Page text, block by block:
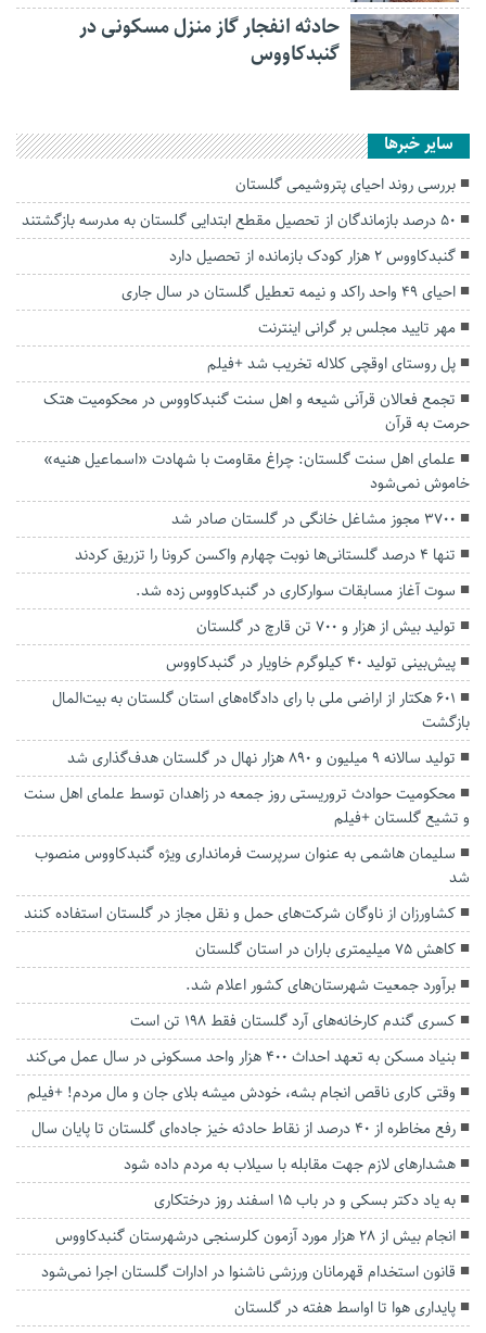
حادثه انفجار گاز منزل مسکونی در
گنبدکاووس
سایر خبرها
بررسی روند احیای پتروشیمی گلستان
۵۰ درصد بازماندگان از تحصیل مقطع ابتدایی گلستان به مدرسه بازگشتند
گنبدکاووس ۲ هزار کودک بازمانده از تحصیل دارد
احیای ۴۹ واحد راکد و نیمه تعطیل گلستان در سال جاری
مهر تایید مجلس بر گرانی اینترنت
پل روستای اوقچی کلاله تخریب شد +فیلم
تجمع فعالان قرآنی شیعه و اهل سنت گنبدکاووس در محکومیت هتک
حرمت به قرآن
علمای اهل سنت گلستان: چراغ مقاومت با شهادت «اسماعیل هنیه»
خاموش نمی‌شود
۳۷۰۰ مجوز مشاغل خانگی در گلستان صادر شد
تنها 4 درصد گلستانی‌ها نوبت چهارم واکسن کرونا را تزریق کردند
سوت آغاز مسابقات سوارکاری در گنبدکاووس زده شد.
تولید بیش از هزار و ۷۰۰ تن قارچ در گلستان
پیش‌بینی تولید ۴۰ کیلوگرم خاویار در گنبدکاووس
۶۰۱ هکتار از اراضی ملی با رای دادگاه‌های استان گلستان به بیت‌المال
بازگشت
تولید سالانه ۹ میلیون و ۸۹۰ هزار نهال در گلستان هدف‌گذاری شد
محکومیت حوادث تروریستی روز جمعه در زاهدان توسط علمای اهل سنت
و تشیع گلستان +فیلم
سلیمان هاشمی به عنوان سرپرست فرمانداری ویژه گنبدکاووس منصوب
شد
کشاورزان از ناوگان شرکت‌های حمل و نقل مجاز در گلستان استفاده کنند
کاهش ۷۵ میلیمتری باران در استان گلستان
برآورد جمعیت شهرستان‌های کشور اعلام شد.
کسری گندم کارخانه‌های آرد گلستان فقط ۱۹۸ تن است
بنیاد مسکن به تعهد احداث ۴۰۰ هزار واحد مسکونی در سال عمل می‌کند
وقتی کاری ناقص انجام بشه، خودش میشه بلای جان و‌ مال مردم! +فیلم
رفع مخاطره از ۴۰ درصد از نقاط حادثه خیز جاده‌ای گلستان تا پایان سال
هشدارهای لازم جهت مقابله با سیلاب به مردم داده شود
به یاد دکتر بسکی و در باب ۱۵ اسفند روز درختکاری
انجام بیش از ۲۸ هزار مورد آزمون کلرسنجی درشهرستان گنبدکاووس
قانون استخدام قهرمانان ورزشی ناشنوا در ادارات گلستان اجرا نمی‌شود
پایداری هوا تا اواسط هفته در گلستان